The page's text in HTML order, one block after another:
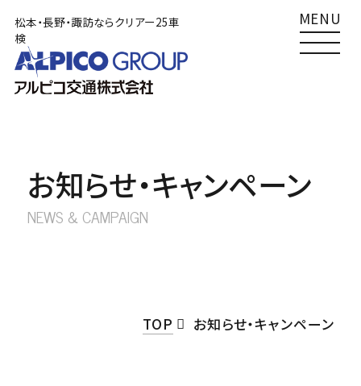
松本・長野・諏訪ならクリアー25車
検
MENU
TOP
Clear25車検
車検をご検討の方へ
Clear25車検
クリアー25車検
クリアー25車検
お知らせ・キャンペーン
NEWS & CAMPAIGN
TOP お知らせ・キャンペーン